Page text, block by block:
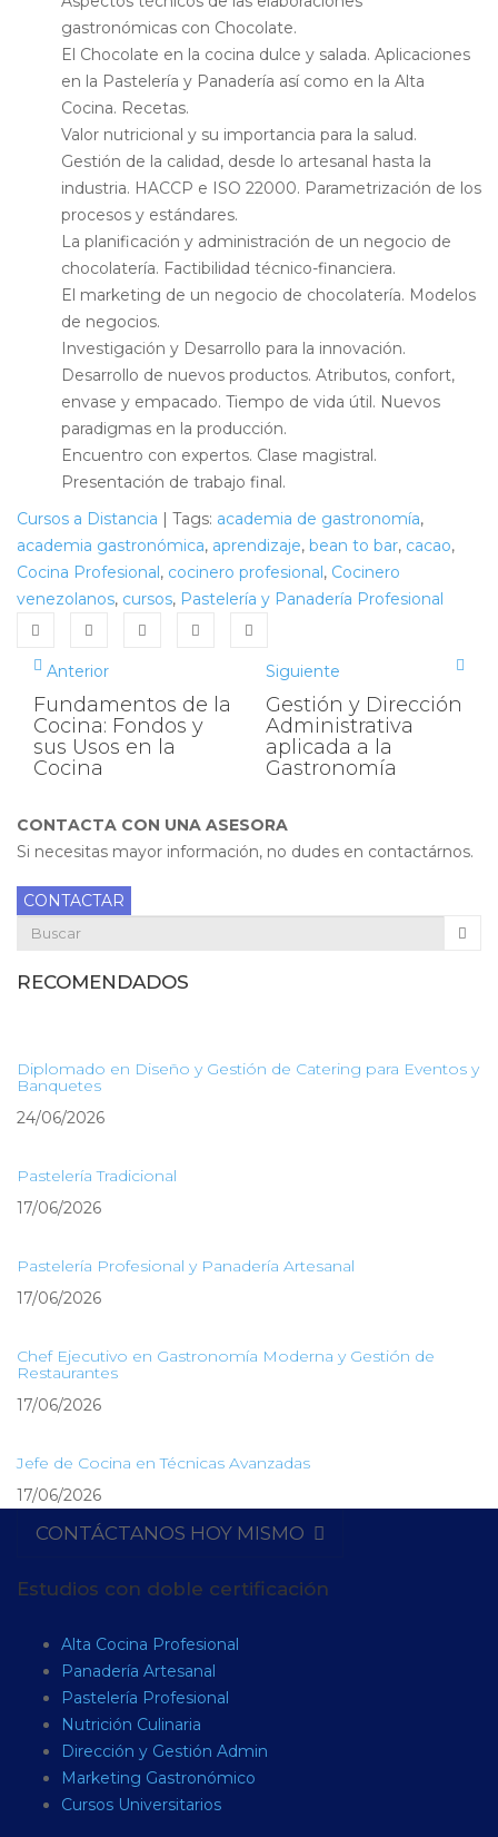
gastronómicas con Chocolate.
El Chocolate en la cocina dulce y salada. Aplicaciones
en la Pastelería y Panadería así como en la Alta
Cocina. Recetas.
Valor nutricional y su importancia para la salud.
Gestión de la calidad, desde lo artesanal hasta la
industria. HACCP e ISO 22000. Parametrización de los
procesos y estándares.
La planificación y administración de un negocio de
chocolatería. Factibilidad técnico-financiera.
El marketing de un negocio de chocolatería. Modelos
de negocios.
Investigación y Desarrollo para la innovación.
Desarrollo de nuevos productos. Atributos, confort,
envase y empacado. Tiempo de vida útil. Nuevos
paradigmas en la producción.
Encuentro con expertos. Clase magistral.
Presentación de trabajo final.
Cursos a Distancia
Tags: academia de gastronomía,
academia gastronómica, aprendizaje, bean to bar, cacao,
Cocina Profesional , cocinero profesional , Cocinero
venezolanos, cursos, Pastelería y Panadería Profesional
Anterior
Fundamentos de la
Cocina: Fondos y
sus Usos en la
Cocina
Siguiente
Gestión y Dirección
Administrativa
aplicada a la
Gastronomía
CONTACTA CON UNA ASESORA
Si necesitas mayor información, no dudes en contactárnos.
CONTACTAR
RECOMENDADOS
Diplomado en Diseño y Gestión de Catering para Eventos y
Banquetes
24/06/2026
Pastelería Tradicional
17/06/2026
Pastelería Profesional y Panadería Artesanal
17/06/2026
Chef Ejecutivo en Gastronomía Moderna y Gestión de
Restaurantes
17/06/2026
Jefe de Cocina en Técnicas Avanzadas
17/06/2026
CONTÁCTANOS HOY MISMO
Estudios con doble certificación
Alta Cocina Profesional
Panadería Artesanal
Pastelería Profesional
Nutrición Culinaria
Dirección y Gestión Admin
Marketing Gastronómico
Cursos Universitarios